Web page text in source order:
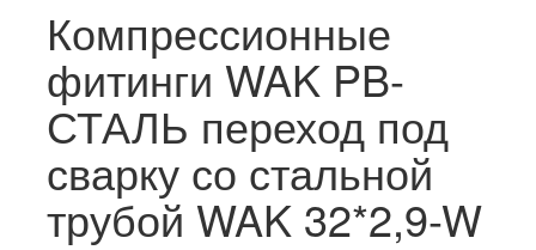
Компрессионные
фитинги WAK PB-
СТАЛЬ переход под
сварку со стальной
трубой WAK 32*2,9-W